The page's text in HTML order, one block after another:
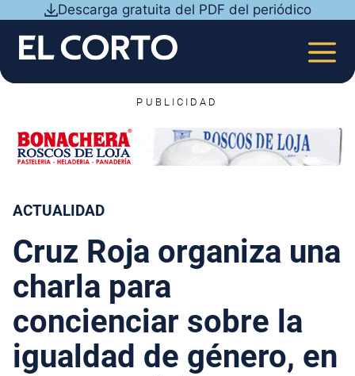
contenido
Descarga gratuita del PDF del periódico
PUBLICIDAD
ACTUALIDAD
Cruz Roja organiza una
charla para
concienciar sobre la
igualdad de género, en